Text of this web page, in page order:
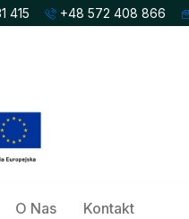
415 +48 572 408 866
O Nas Kontakt